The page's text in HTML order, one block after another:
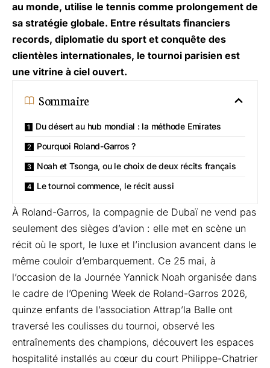
au monde, utilise le tennis comme prolongement de
sa stratégie globale. Entre résultats financiers
records, diplomatie du sport et conquête des
clientèles internationales, le tournoi parisien est
une vitrine à ciel ouvert.
Sommaire
Du désert au hub mondial : la méthode Emirates
Pourquoi Roland-Garros ?
Noah et Tsonga, ou le choix de deux récits français
Le tournoi commence, le récit aussi
À Roland-Garros, la compagnie de Dubaï ne vend pas
seulement des sièges d’avion : elle met en scène un
récit où le sport, le luxe et l’inclusion avancent dans le
même couloir d’embarquement. Ce 25 mai, à
l’occasion de la Journée Yannick Noah organisée dans
le cadre de l’Opening Week de Roland-Garros 2026,
quinze enfants de l’association Attrap’la Balle ont
traversé les coulisses du tournoi, observé les
entraînements des champions, découvert les espaces
hospitalité installés au cœur du court Philippe-Chatrier